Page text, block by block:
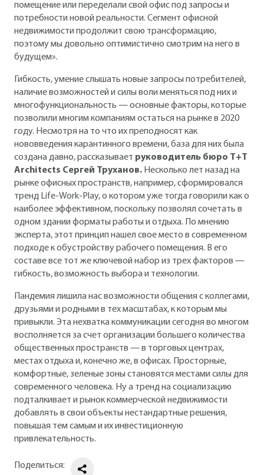
помещение или переделали свой офис под запросы и
потребности новой реальности. Сегмент офисной
недвижимости продолжит свою трансформацию,
поэтому мы довольно оптимистично смотрим на него в
будущем».
Гибкость, умение слышать новые запросы потребителей,
наличие возможностей и силы воли меняться под них и
многофункциональность — основные факторы, которые
позволили многим компаниям остаться на рынке в 2020
году. Несмотря на то что их преподносят как
нововведения карантинного времени, база для них была
создана давно, рассказывает руководитель бюро T+T
Architects Сергей Труханов. Несколько лет назад на
рынке офисных пространств, например, сформировался
тренд Life-Work-Play, о котором уже тогда говорили как о
наиболее эффективном, поскольку позволял сочетать в
одном здании форматы работы и отдыха. По мнению
эксперта, этот принцип нашел свое место в современном
подходе к обустройству рабочего помещения. В его
составе все тот же ключевой набор из трех факторов —
гибкость, возможность выбора и технологии.
Пандемия лишила нас возможности общения с коллегами,
друзьями и родными в тех масштабах, к которым мы
привыкли. Эта нехватка коммуникации сегодня во многом
восполняется за счет организации большего количества
общественных пространств — в торговых центрах,
местах отдыха и, конечно же, в офисах. Просторные,
комфортные, зеленые зоны становятся местами силы для
современного человека. Ну а тренд на социализацию
подталкивает и рынок коммерческой недвижимости
добавлять в свои объекты нестандартные решения,
повышая тем самым и их инвестиционную
привлекательность.
Поделиться: